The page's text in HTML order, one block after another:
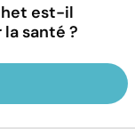
est-il
santé ?